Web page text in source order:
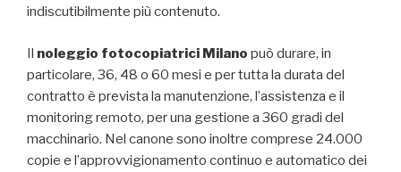
indiscutibilmente più contenuto.
Il noleggio fotocopiatrici Milano può durare, in
particolare, 36, 48 o 60 mesi e per tutta la durata del
contratto è prevista la manutenzione, l’assistenza e il
monitoring remoto, per una gestione a 360 gradi del
macchinario. Nel canone sono inoltre comprese 24.000
copie e l’approvvigionamento continuo e automatico dei